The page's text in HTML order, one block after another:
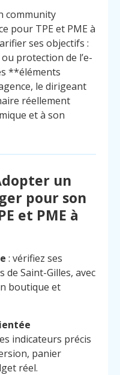
community
pour TPE et PME à
ses objectifs :
protection de l’e-
**éléments
le dirigeant
réellement
et à son
un
pour son
et PME à
: vérifiez ses
de Saint-Gilles, avec
boutique et
indicateurs précis
panier
réel.